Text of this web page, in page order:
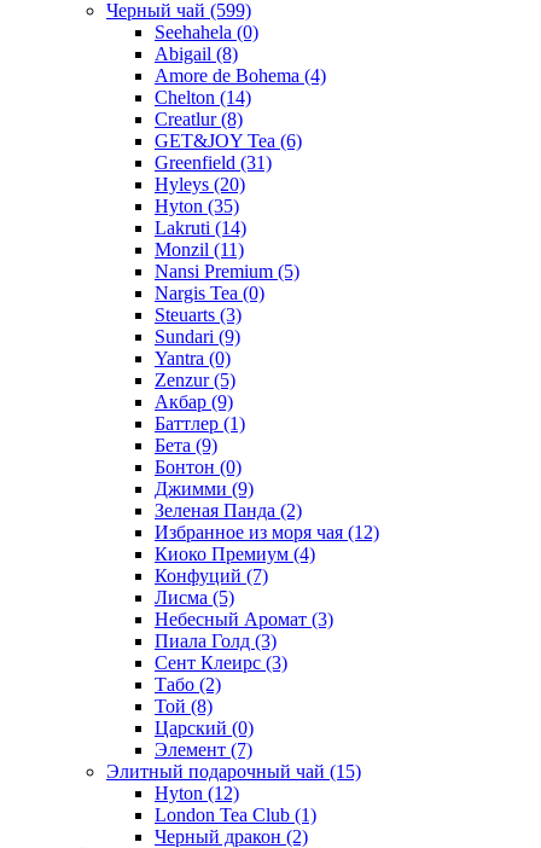
Черный чай (599)
Seehahela (0)
Abigail (8)
Amore de Bohema (4)
Chelton (14)
Creatlur(8)
GET&JOY Tea (6)
Greenfield (31)
Hyleys (20)
Hyton (35)
Lakruti (14)
Monzil (11)
Nansi Premium (5)
Nargis Tea (0)
Steuarts (3)
Sundari (9)
Yantra (0)
Zenzur(5)
Акбар (9)
Баттлер (1)
Бета (9)
Бонтон (0)
Джимми (9)
Зеленая Панда (2)
Избранное из моря чая (12)
Киоко Премиум (4)
Конфуций (7)
Лисма (5)
Небесный Аромат (3)
Пиала Голд (3)
Сент Клеирс (3)
Табо (2)
Той (8)
Царский (0)
Элемент (7)
Элитный подарочный чай (15)
Hyton (12)
London Tea Club (1)
Черный дракон (2)